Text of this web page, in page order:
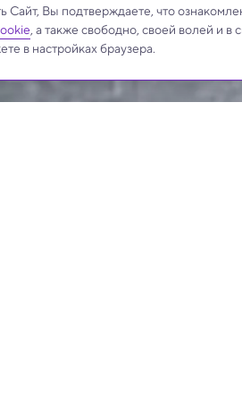
Сайт, Вы подтверждаете, что
, а также свободно, своей волей и в
в настройках браузера.